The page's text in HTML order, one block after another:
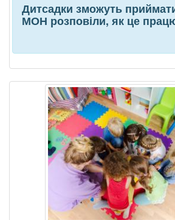
Дитсадки зможуть
МОН розповіли, як це